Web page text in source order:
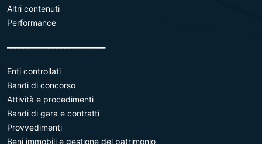
Altri contenuti
Performance
Enti controllati
Bandi di concorso
Attività e procedimenti
Bandi di gara e contratti
Provvedimenti
Beni immobili e gestione del patrimonio